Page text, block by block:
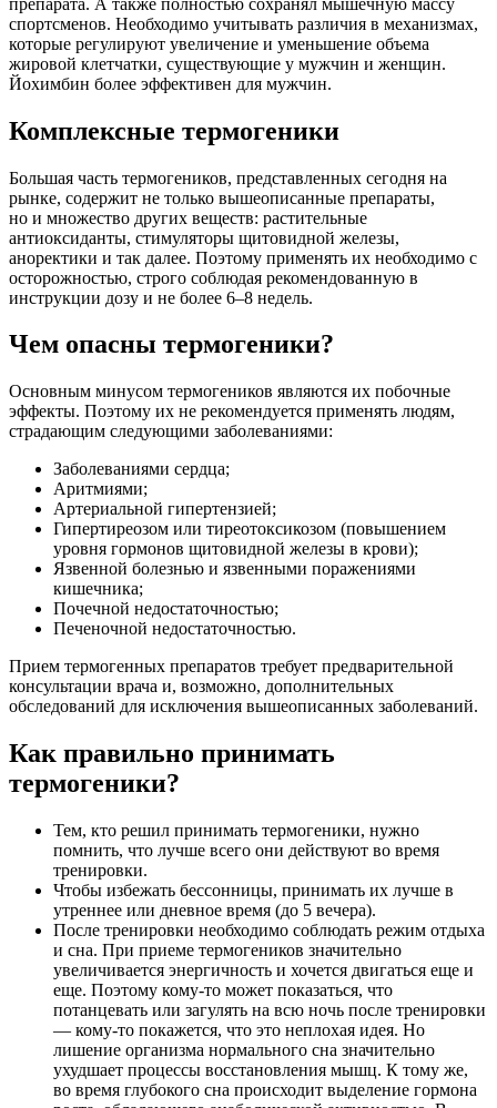
спортсменов. Необходимо учитывать различия в механизмах,
которые регулируют увеличение и уменьшение объема
жировой клетчатки, существующие у мужчин и женщин.
Йохимбин более эффективен для мужчин.
Комплексные термогеники
Большая часть термогеников, представленных сегодня на
рынке, содержит не только вышеописанные препараты,
но и множество других веществ: растительные
антиоксиданты, стимуляторы щитовидной железы,
аноректики и так далее. Поэтому применять их необходимо с
осторожностью, строго соблюдая рекомендованную в
инструкции дозу и не более 6–8 недель.
Чем опасны термогеники?
Основным минусом термогеников являются их побочные
эффекты. Поэтому их не рекомендуется применять людям,
страдающим следующими заболеваниями:
Заболеваниями сердца;
Аритмиями;
Артериальной гипертензией;
Гипертиреозом или тиреотоксикозом (повышением
уровня гормонов щитовидной железы в крови);
Язвенной болезнью и язвенными поражениями
кишечника;
Почечной недостаточностью;
Печеночной недостаточностью.
Прием термогенных препаратов требует предварительной
консультации врача и, возможно, дополнительных
обследований для исключения вышеописанных заболеваний.
Как правильно принимать
термогеники?
Тем, кто решил принимать термогеники, нужно
помнить, что лучше всего они действуют во время
тренировки.
Чтобы избежать бессонницы, принимать их лучше в
утреннее или дневное время (до 5 вечера).
После тренировки необходимо соблюдать режим отдыха
и сна. При приеме термогеников значительно
увеличивается энергичность и хочется двигаться еще и
еще. Поэтому кому-то может показаться, что
потанцевать или загулять на всю ночь после тренировки
— кому-то покажется, что это неплохая идея. Но
лишение организма нормального сна значительно
ухудшает процессы восстановления мышц. К тому же,
во время глубокого сна происходит выделение гормона